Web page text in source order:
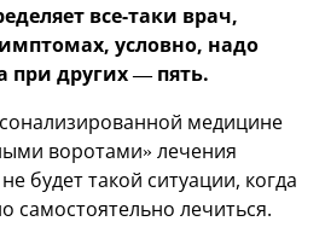
все-таки врач,
условно, надо
при других — пять.
медицине
воротами» лечения
будет такой ситуации, когда
самостоятельно лечиться.